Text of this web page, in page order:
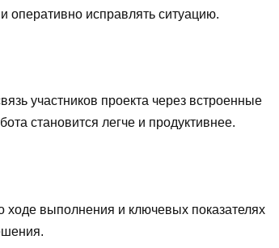
оперативно исправлять ситуацию.
участников проекта через встроенные
становится легче и продуктивнее.
выполнения и ключевых показателях